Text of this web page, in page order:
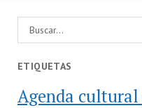
ETIQUETAS
Agenda cultural